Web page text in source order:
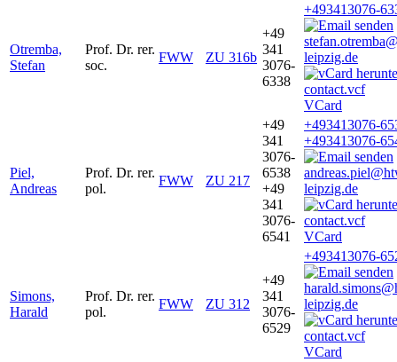
Otremba,
Stefan
Prof. Dr. rer.
soc.
FWW ZU 316b
+49
341
3076-
6338
+493413076-
leipzig.de
VCard
Piel,
Andreas
Prof. Dr. rer.
pol.
FWW ZU 217
+49
341
3076-
6538
+49
341
3076-
6541
+493413076-
+493413076-
leipzig.de
VCard
Simons,
Harald
Prof. Dr. rer.
pol.
FWW ZU 312
+49
341
3076-
6529
+493413076-
leipzig.de
VCard